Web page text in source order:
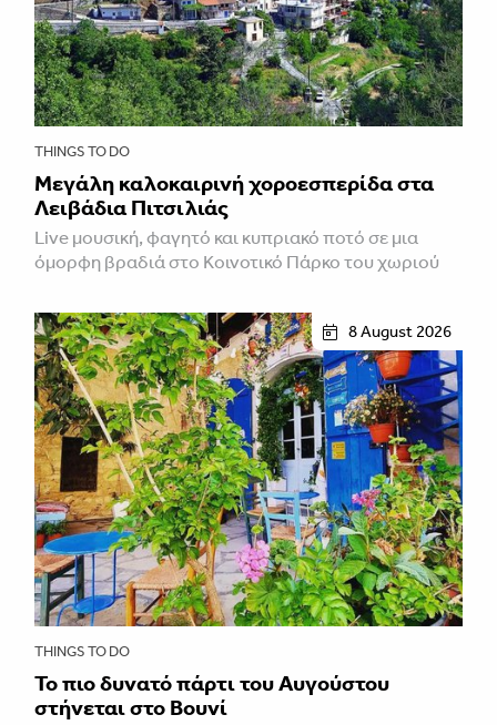
THINGS TO DO
Μεγάλη καλοκαιρινή χοροεσπερίδα στα
Λειβάδια Πιτσιλιάς
Live μουσική, φαγητό και κυπριακό ποτό σε μια
όμορφη βραδιά στο Κοινοτικό Πάρκο του χωριού
8 August 2026
THINGS TO DO
Το πιο δυνατό πάρτι του Αυγούστου
στήνεται στο Βουνί